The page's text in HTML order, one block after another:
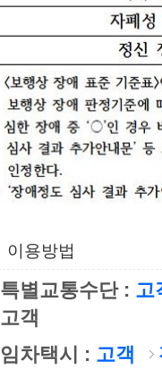
이용방법
특별교통수단 :
고객
임차택시 : 고객